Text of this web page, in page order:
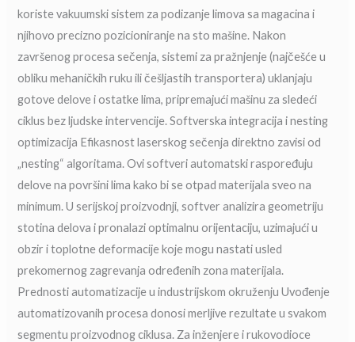
koriste vakuumski sistem za podizanje limova sa magacina i
njihovo precizno pozicioniranje na sto mašine. Nakon
završenog procesa sečenja, sistemi za pražnjenje (najčešće u
obliku mehaničkih ruku ili češljastih transportera) uklanjaju
gotove delove i ostatke lima, pripremajući mašinu za sledeći
ciklus bez ljudske intervencije. Softverska integracija i nesting
optimizacija Efikasnost laserskog sečenja direktno zavisi od
„nesting“ algoritama. Ovi softveri automatski raspoređuju
delove na površini lima kako bi se otpad materijala sveo na
minimum. U serijskoj proizvodnji, softver analizira geometriju
stotina delova i pronalazi optimalnu orijentaciju, uzimajući u
obzir i toplotne deformacije koje mogu nastati usled
prekomernog zagrevanja određenih zona materijala.
Prednosti automatizacije u industrijskom okruženju Uvođenje
automatizovanih procesa donosi merljive rezultate u svakom
segmentu proizvodnog ciklusa. Za inženjere i rukovodioce